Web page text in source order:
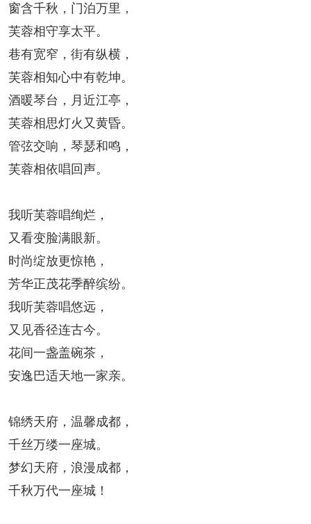
窗含千秋，门泊万里，
芙蓉相守享太平。
巷有宽窄，街有纵横，
芙蓉相知心中有乾坤。
酒暖琴台，月近江亭，
芙蓉相思灯火又黄昏。
管弦交响，琴瑟和鸣，
芙蓉相依唱回声。
我听芙蓉唱绚烂，
又看变脸满眼新。
时尚绽放更惊艳，
芳华正茂花季醉缤纷。
我听芙蓉唱悠远，
又见香径连古今。
花间一盏盖碗茶，
安逸巴适天地一家亲。
锦绣天府，温馨成都，
千丝万缕一座城。
梦幻天府，浪漫成都，
千秋万代一座城！